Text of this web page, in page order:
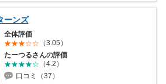
ーンズ
全体評価
（3.05）
たーつるさんの評価
（4.2）
口コミ（37）